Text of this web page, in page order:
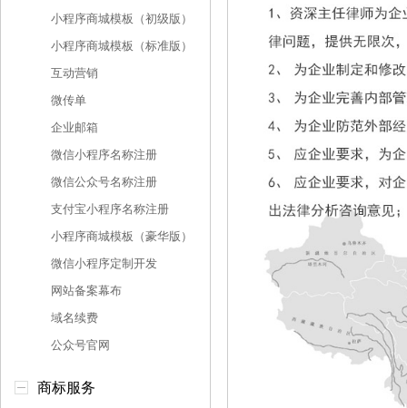
小程序商城模板（初级版）
小程序商城模板（标准版）
互动营销
微传单
企业邮箱
微信小程序名称注册
微信公众号名称注册
支付宝小程序名称注册
小程序商城模板（豪华版）
微信小程序定制开发
网站备案幕布
域名续费
公众号官网
商标服务